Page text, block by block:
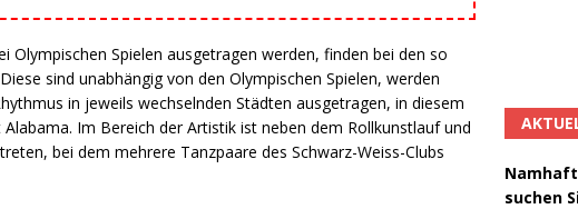
Olympischen Spielen ausgetragen werden, finden bei den so
sind unabhängig von den Olympischen Spielen, werden
in jeweils wechselnden Städten ausgetragen, in diesem
Im Bereich der Artistik ist neben dem Rollkunstlauf und
bei dem mehrere Tanzpaare des Schwarz-Weiss-Clubs
suchen